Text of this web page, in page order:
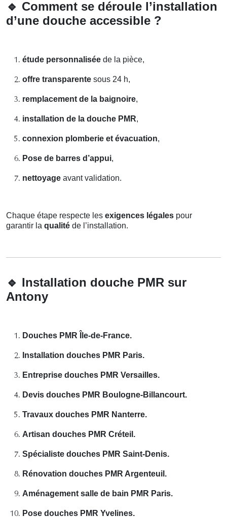
🔹 Comment se déroule l’installation
d’une douche accessible ?
étude personnalisée de la pièce,
offre transparente sous 24 h,
remplacement de la baignoire,
installation de la douche PMR,
connexion plomberie et évacuation,
Pose de barres d’appui,
nettoyage avant validation.
Chaque étape respecte les exigences légales pour
garantir la qualité de l’installation.
🔹 Installation douche PMR sur
Antony
Douches PMR Île-de-France.
Installation douches PMR Paris.
Entreprise douches PMR Versailles.
Devis douches PMR Boulogne-Billancourt.
Travaux douches PMR Nanterre.
Artisan douches PMR Créteil.
Spécialiste douches PMR Saint-Denis.
Rénovation douches PMR Argenteuil.
Aménagement salle de bain PMR Paris.
Pose douches PMR Yvelines.